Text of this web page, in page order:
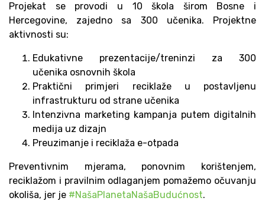
Projekat se provodi u 10 škola širom Bosne i
Hercegovine, zajedno sa 300 učenika. Projektne
aktivnosti su:
Edukativne prezentacije/treninzi za 300
učenika osnovnih škola
Praktični primjeri reciklaže u postavljenu
infrastrukturu od strane učenika
Intenzivna marketing kampanja putem digitalnih
medija uz dizajn
Preuzimanje i reciklaža e-otpada
Preventivnim mjerama, ponovnim korištenjem,
reciklažom i pravilnim odlaganjem pomažemo očuvanju
okoliša, jer je #NašaPlanetaNašaBudućnost.